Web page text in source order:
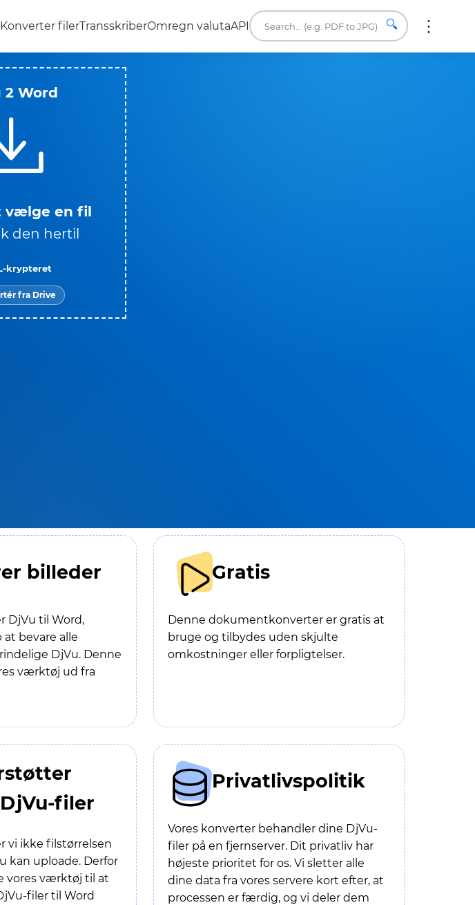
Konverter filerTransskriberOmregn valutaAPI 🔍
2 Word
vælge en fil
den hertil
krypteret
fra Drive
billeder
DjVu til Word,
at bevare alle
DjVu. Denne
værktøj ud fra
Gratis
Denne dokumentkonverter er gratis at
bruge og tilbydes uden skjulte
omkostninger eller forpligtelser.
filer
vi ikke filstørrelsen
kan uploade. Derfor
vores værktøj til at
filer til Word
Privatlivspolitik
Vores konverter behandler dine DjVu-
filer på en fjernserver. Dit privatliv har
højeste prioritet for os. Vi sletter alle
dine data fra vores servere kort efter, at
processen er færdig, og vi deler dem